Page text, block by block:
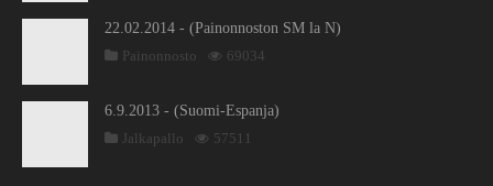
22.02.2014 - (Painonnoston SM la N)
Painonnosto
69034
6.9.2013 - (Suomi-Espanja)
Jalkapallo
57511